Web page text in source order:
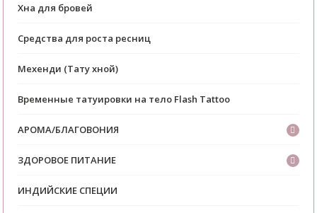
Хна для бровей
Средства для роста ресниц
Мехенди (Тату хной)
Временные татуировки на тело Flash Tattoo
АРОМА/БЛАГОВОНИЯ
ЗДОРОВОЕ ПИТАНИЕ
ИНДИЙСКИЕ СПЕЦИИ